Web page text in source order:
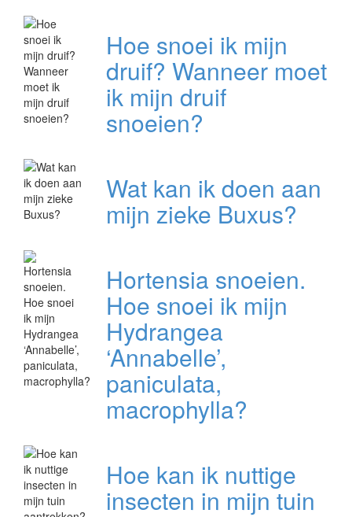
Hoe snoei ik mijn
druif? Wanneer moet
ik mijn druif
snoeien?
Wat kan ik doen aan
mijn zieke Buxus?
Hortensia snoeien.
Hoe snoei ik mijn
Hydrangea
‘Annabelle’,
paniculata,
macrophylla?
Hoe kan ik nuttige
insecten in mijn tuin